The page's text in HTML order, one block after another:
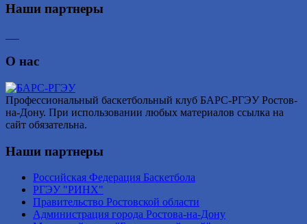
Наши партнеры
О нас
Профессиональный баскетбольный клуб БАРС-РГЭУ Ростов-
на-Дону. При использовании любых материалов ссылка на
сайт обязательна.
Наши партнеры
Российская Федерация Баскетбола
РГЭУ "РИНХ"
Правительство Ростовской области
Администрация города Ростова-на-Дону